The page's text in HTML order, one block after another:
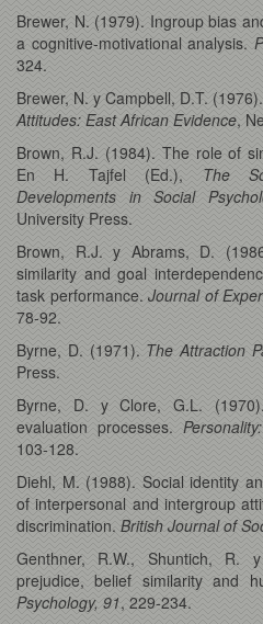
Brewer, N. (1979). Ingroup bias
a cognitive-motivational analysis.
324.
Brewer, N. y Campbell, D.T. (1976).
Attitudes: East African Evidence,
Brown, R.J. (1984). The role of
En H. Tajfel (Ed.), The
Developments in Social
University Press.
Brown, R.J. y Abrams, D.
similarity and goal
task performance.Journal of
78-92.
Byrne, D. (1971). The Attraction
Press.
Byrne, D. y Clore, G.L.
evaluation processes.
103-128.
Diehl, M. (1988). Social identity
of interpersonal and intergroup
discrimination. British Journal of
Genthner, R.W., Shuntich, R.
prejudice, belief similarity and
Psychology, 91, 229-234.